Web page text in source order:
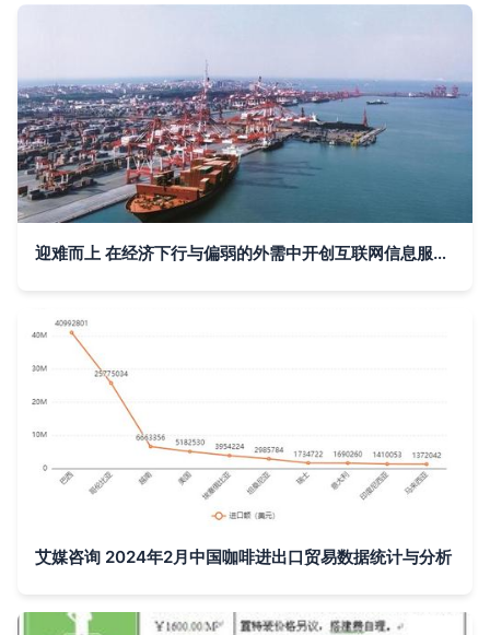
迎难而上 在经济下行与偏弱的外需中开创互联网信息服务新格局
艾媒咨询 2024年2月中国咖啡进出口贸易数据统计与分析